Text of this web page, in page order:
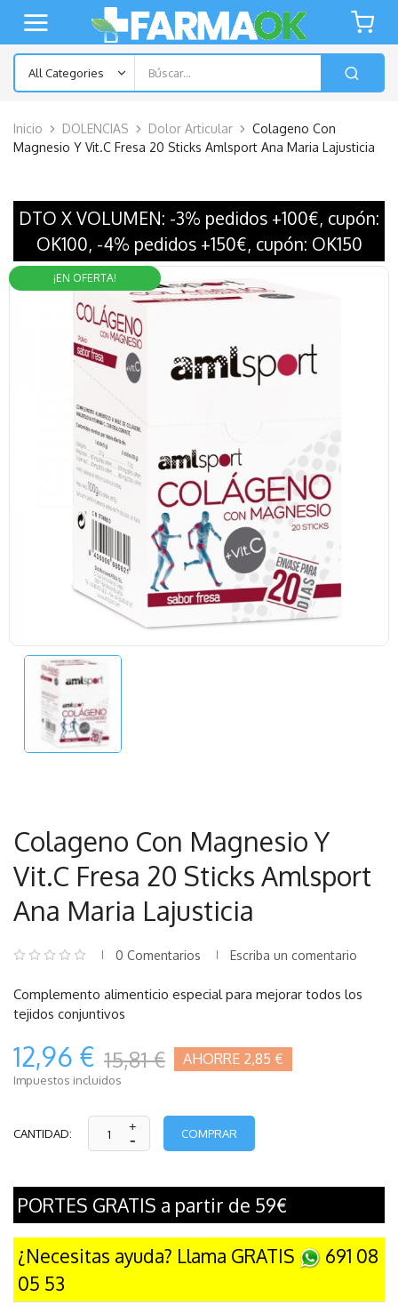
Inicio DOLENCIAS Dolor Articular
Colageno Con
Magnesio Y Vit.C Fresa 20 Sticks Amlsport Ana Maria Lajusticia
DTO X VOLUMEN: -3% pedidos +100€, cupón:
OK100, -4% pedidos +150€, cupón: OK150
¡EN OFERTA!
Colageno Con Magnesio Y
Vit.C Fresa 20 Sticks Amlsport
Ana Maria Lajusticia
0 Comentarios Escriba un comentario
Complemento alimenticio especial para mejorar todos los
tejidos conjuntivos
12,96 € 15,81 € AHORRE 2,85 €
Impuestos incluidos
CANTIDAD: COMPRAR
PORTES GRATIS a partir de 59€
¿Necesitas ayuda? Llama GRATIS
691 08
05 53